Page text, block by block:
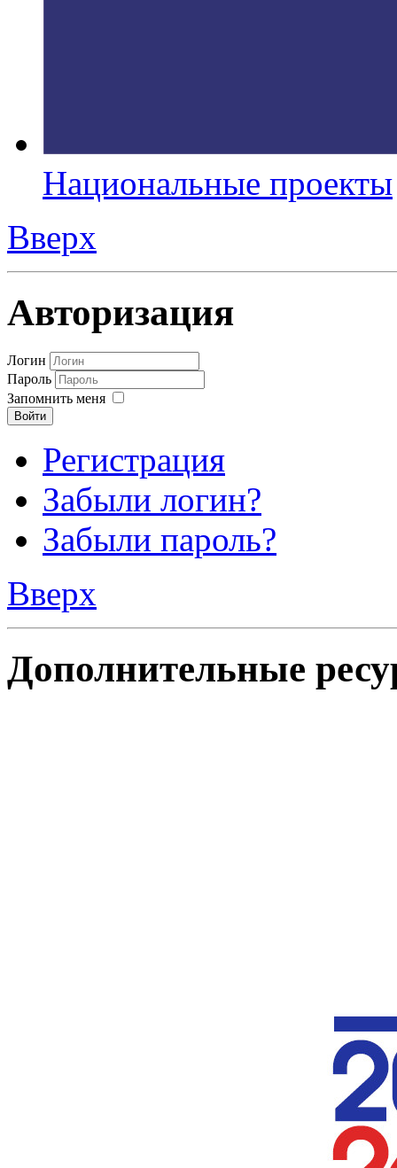
Национальные проекты
Вверх
Авторизация
Логин
Пароль
Запомнить меня
Войти
Регистрация
Забыли логин?
Забыли пароль?
Вверх
Дополнительные